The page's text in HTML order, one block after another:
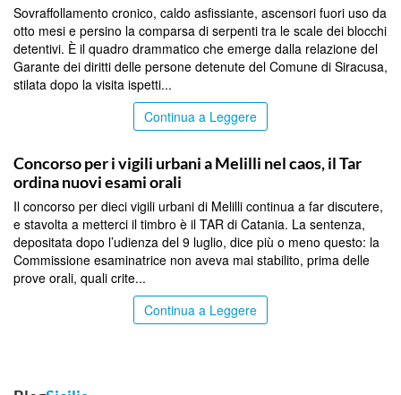
Sovraffollamento cronico, caldo asfissiante, ascensori fuori uso da
otto mesi e persino la comparsa di serpenti tra le scale dei blocchi
detentivi. È il quadro drammatico che emerge dalla relazione del
Garante dei diritti delle persone detenute del Comune di Siracusa,
stilata dopo la visita ispetti...
Continua a Leggere
Concorso per i vigili urbani a Melilli nel caos, il Tar
ordina nuovi esami orali
Il concorso per dieci vigili urbani di Melilli continua a far discutere,
e stavolta a metterci il timbro è il TAR di Catania. La sentenza,
depositata dopo l’udienza del 9 luglio, dice più o meno questo: la
Commissione esaminatrice non aveva mai stabilito, prima delle
prove orali, quali crite...
Continua a Leggere